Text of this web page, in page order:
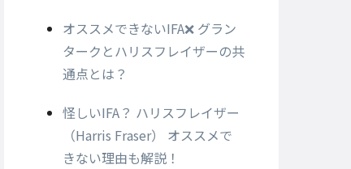
オススメできないIFA❌ グラン
タークとハリスフレイザーの共
通点とは？
怪しいIFA？ ハリスフレイザー
（Harris Fraser） オススメで
きない理由も解説！